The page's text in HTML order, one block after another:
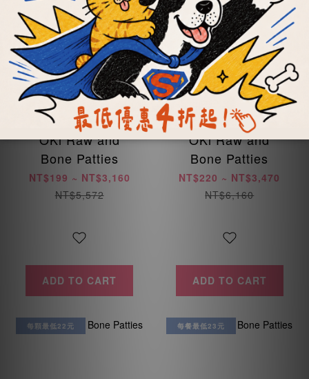
OKi Raw and
Bone Patties
NT$199 ~ NT$3,160
NT$5,572
ADD TO CART
OKi Raw and
Bone Patties
NT$220 ~ NT$3,470
NT$6,160
ADD TO CART
每顆最低22元 每餐最低23元